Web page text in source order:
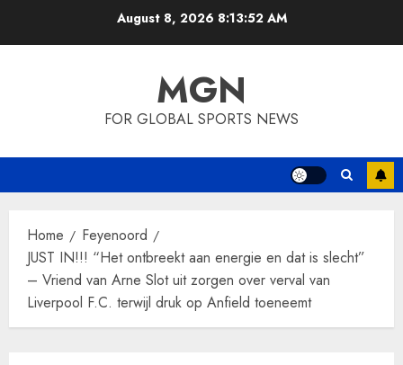
August 8, 2026 8:13:52 AM
MGN
FOR GLOBAL SPORTS NEWS
Home
Feyenoord
JUST IN!!! “Het ontbreekt aan energie en dat is slecht”
– Vriend van Arne Slot uit zorgen over verval van
Liverpool F.C. terwijl druk op Anfield toeneemt